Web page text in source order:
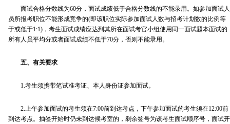
面试合格分数线为60分，面试成绩低于合格分数线的不能录用。如参加面试人
员所报考职位不能形成竞争的(即该职位实际参加面试人数与招考计划数的比例等
于或低于1:1)，考生面试成绩应达到其所在面试考官小组使用同一面试题本面试的
所有人员平均分或者面试成绩不低于70分，否则不能录用。
五、有关要求
1.考生须携带笔试准考证、本人身份证参加面试。
2.上午参加面试的考生须在7:00前到达考点，下午参加面试的考生须在12:00前
到达考点。抽签开始时仍未到达候考室的，剩余签号为该考生面试顺序号，面试开